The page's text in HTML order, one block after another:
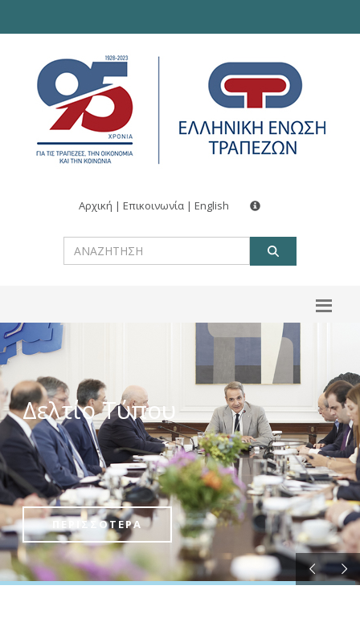
Αρχική | Επικοινωνία | English
Δελτίο Τύπου
ΠΕΡΙΣΣΟΤΕΡΑ